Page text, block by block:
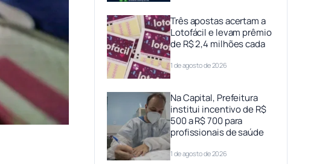
Três apostas acertam a
Lotofácil e levam prêmio
de R$ 2,4 milhões cada
1 de agosto de 2026
Na Capital, Prefeitura
institui incentivo de R$
500 a R$ 700 para
profissionais de saúde
1 de agosto de 2026